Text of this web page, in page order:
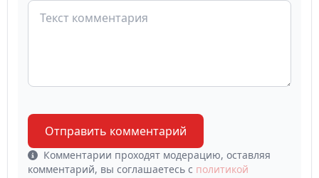
Отправить комментарий
Комментарии проходят модерацию, оставляя
комментарий, вы соглашаетесь с политикой